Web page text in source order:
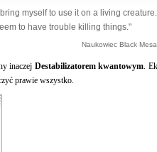
myself to use it on a living creature.
to have trouble killing things."
Naukowiec Black Mesa
inaczej Destabilizatorem kwantowym.
prawie wszystko.